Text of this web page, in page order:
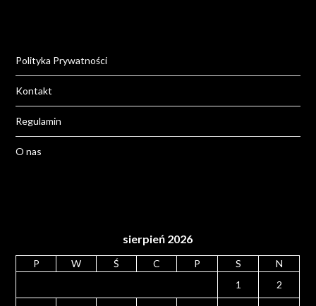
Polityka Prywatności
Kontakt
Regulamin
O nas
sierpień 2026
P W Ś C P S
N
1
2